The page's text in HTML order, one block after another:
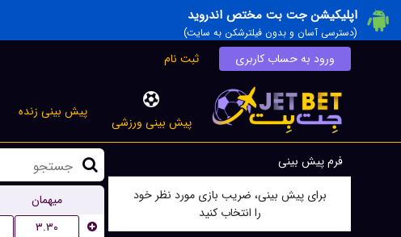
اپلیکیشن جت بت مختص اندروید
(دسترسی آسان و بدون فیلترشکن به سایت)
ورود به حساب کاربری ثبت نام
پیش بینی ورزشی
پیش بینی زنده
فرم پیش بینی
برای پیش بینی، ضریب بازی مورد نظر خود
را انتخاب کنید
میهمان
۳.۳۰